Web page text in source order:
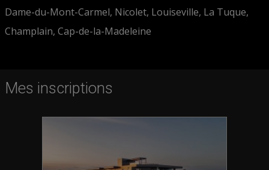
Dame-du-Mont-Carmel, Nicolet, Louiseville, La Tuque,
Champlain, Cap-de-la-Madeleine
Mes inscriptions